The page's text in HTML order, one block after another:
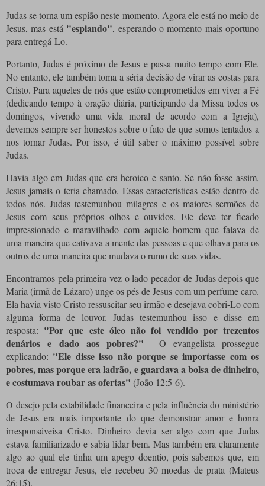
Judas se torna um espião neste momento. Agora ele está no meio de
Jesus, mas está "espiando", esperando o momento mais oportuno
para entregá-Lo.
Portanto, Judas é próximo de Jesus e passa muito tempo com Ele.
No entanto, ele também toma a séria decisão de virar as costas para
Cristo. Para aqueles de nós que estão comprometidos em viver a Fé
(dedicando tempo à oração diária, participando da Missa todos os
domingos, vivendo uma vida moral de acordo com a Igreja),
devemos sempre ser honestos sobre o fato de que somos tentados a
nos tornar Judas. Por isso, é útil saber o máximo possível sobre
Judas.
Havia algo em Judas que era heroico e santo. Se não fosse assim,
Jesus jamais o teria chamado. Essas características estão dentro de
todos nós. Judas testemunhou milagres e os maiores sermões de
Jesus com seus próprios olhos e ouvidos. Ele deve ter ficado
impressionado e maravilhado com aquele homem que falava de
uma maneira que cativava a mente das pessoas e que olhava para os
outros de uma maneira que mudava o rumo de suas vidas.
Encontramos pela primeira vez o lado pecador de Judas depois que
Maria (irmã de Lázaro) unge os pés de Jesus com um perfume caro.
Ela havia visto Cristo ressuscitar seu irmão e desejava cobri-Lo com
alguma forma de louvor. Judas testemunhou isso e disse em
resposta: "Por que este óleo não foi vendido por trezentos
denários e dado aos pobres?"
O evangelista prossegue
explicando: "Ele disse isso não porque se importasse com os
pobres, mas porque era ladrão, e guardava a bolsa de dinheiro,
e costumava roubar as ofertas" (João 12:5-6).
O desejo pela estabilidade financeira e pela influência do ministério
de Jesus era mais importante do que demonstrar amor e honra
irresponsáveis ​​a Cristo. Dinheiro devia ser algo com que Judas
estava familiarizado e sabia lidar bem. Mas também era claramente
algo ao qual ele tinha um apego doentio, pois sabemos que, em
troca de entregar Jesus, ele recebeu 30 moedas de prata (Mateus
26:15).